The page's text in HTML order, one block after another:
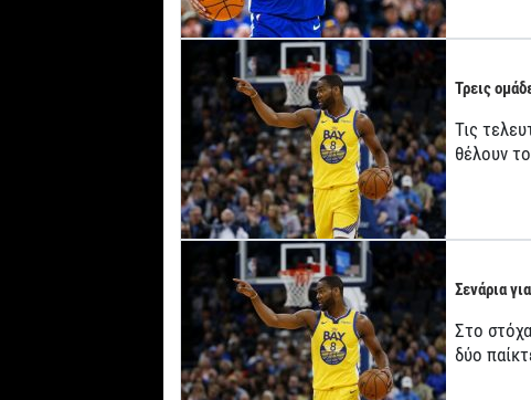
Τρεις
Τις
θέλουν
Σενάρια
Στο
δύο